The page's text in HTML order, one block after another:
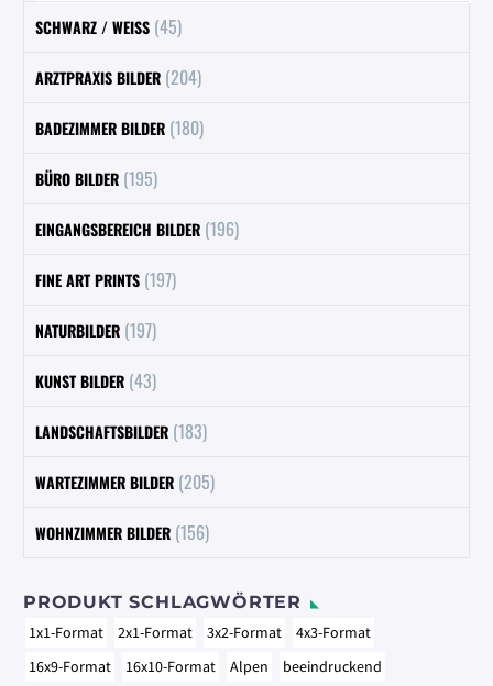
SCHWARZ / WEISS (45)
ARZTPRAXIS BILDER (204)
BADEZIMMER BILDER (180)
BÜRO BILDER (195)
EINGANGSBEREICH BILDER (196)
FINE ART PRINTS (197)
NATURBILDER (197)
KUNST BILDER (43)
LANDSCHAFTSBILDER (183)
WARTEZIMMER BILDER (205)
WOHNZIMMER BILDER (156)
PRODUKT SCHLAGWÖRTER
1x1-Format 2x1-Format 3x2-Format
4x3-Format
16x9-Format
16x10-Format Alpen beeindruckend